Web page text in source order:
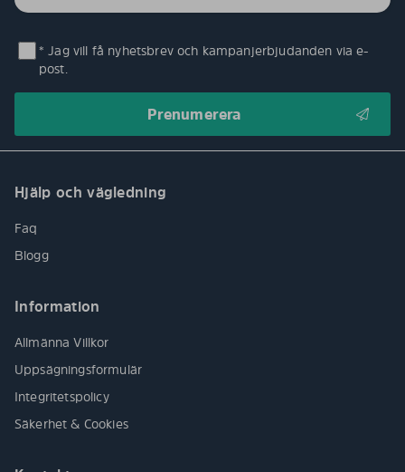
* Jag vill få nyhetsbrev och kampanjerbjudanden via e-
post.
Hjälp och vägledning
Faq
Blogg
Information
Allmänna Villkor
Uppsägningsformulär
Integritetspolicy
Säkerhet & Cookies